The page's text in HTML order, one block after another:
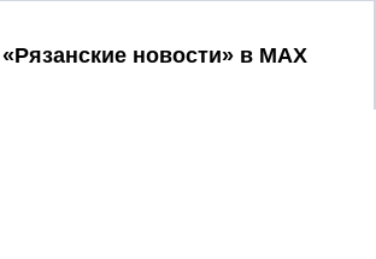
Принять